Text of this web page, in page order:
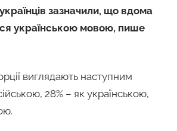
зазначили, що вдома
українською мовою, пише
виглядають наступним
28% – як українською,